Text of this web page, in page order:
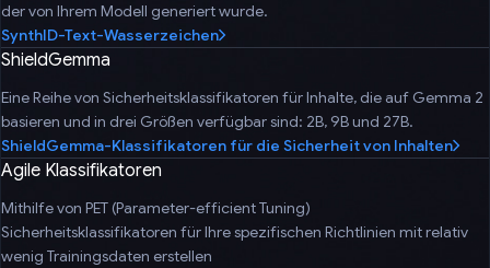
der von Ihrem Modell generiert wurde.
SynthID-Text-Wasserzeichen
ShieldGemma
Eine Reihe von Sicherheitsklassifikatoren für Inhalte, die auf Gemma 2
basieren und in drei Größen verfügbar sind: 2B, 9B und 27B.
ShieldGemma-Klassifikatoren für die Sicherheit von Inhalten
Agile Klassifikatoren
Mithilfe von PET (Parameter-efficient Tuning)
Sicherheitsklassifikatoren für Ihre spezifischen Richtlinien mit relativ
wenig Trainingsdaten erstellen